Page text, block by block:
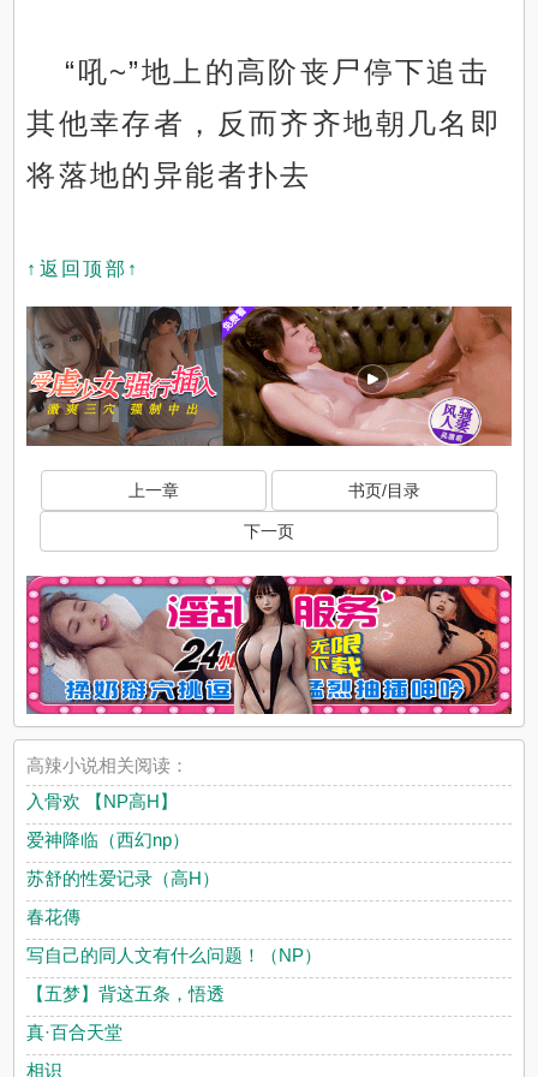
“吼~”地上的高阶丧尸停下追击
其他幸存者，反而齐齐地朝几名即
将落地的异能者扑去
↑返回顶部↑
上一章 书页/目录
下一页
高辣小说相关阅读：
入骨欢 【NP高H】
爱神降临（西幻np）
苏舒的性爱记录（高H）
春花傳
写自己的同人文有什么问题！（NP）
【五梦】背这五条，悟透
真·百合天堂
相识